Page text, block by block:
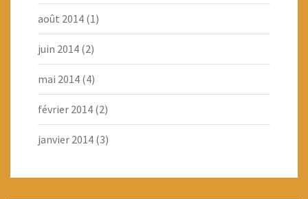
août 2014 (1)
juin 2014 (2)
mai 2014 (4)
février 2014 (2)
janvier 2014 (3)